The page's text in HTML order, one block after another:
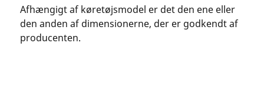
Afhængigt af køretøjsmodel er det den ene eller
den anden af dimensionerne, der er godkendt af
producenten.